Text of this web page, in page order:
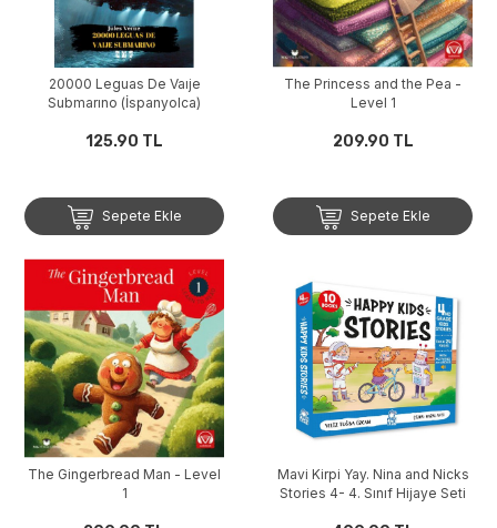
20000 Leguas De Vaıje
Submarıno (İspanyolca)
125.90 TL
Sepete Ekle
The Princess and the Pea -
Level 1
209.90 TL
Sepete Ekle
The Gingerbread Man - Level
1
Mavi Kirpi Yay. Nina and Nicks
Stories 4- 4. Sınıf Hijaye Seti